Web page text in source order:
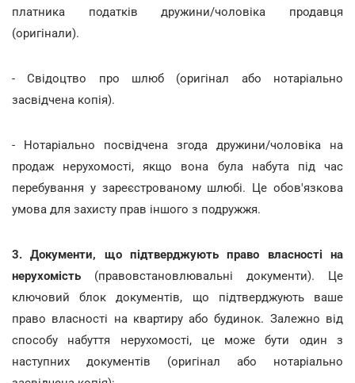
платника податків дружини/чоловіка продавця
(оригінали).
- Свідоцтво про шлюб (оригінал або нотаріально
засвідчена копія).
- Нотаріально посвідчена згода дружини/чоловіка на
продаж нерухомості, якщо вона була набута під час
перебування у зареєстрованому шлюбі. Це обов'язкова
умова для захисту прав іншого з подружжя.
3. Документи, що підтверджують право власності на
нерухомість (правовстановлювальні документи). Це
ключовий блок документів, що підтверджують ваше
право власності на квартиру або будинок. Залежно від
способу набуття нерухомості, це може бути один з
наступних документів (оригінал або нотаріально